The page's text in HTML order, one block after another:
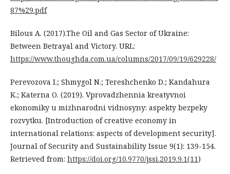
87%29.pdf
Bilous A. (2017).The Oil and Gas Sector of Ukraine:
Between Betrayal and Victory. URL:
https://www.thoughda.com.ua/columns/2017/09/19/629228/
Perevozova I.; Shmygol N.; Tereshchenko D.; Kandahura
K.; Katerna O. (2019). Vprovadzhennia kreatyvnoi
ekonomiky u mizhnarodni vidnosyny: aspekty bezpeky
rozvytku. [Introduction of creative economy in
international relations: aspects of development security].
Journal of Security and Sustainability Issue 9(1): 139-154.
Retrieved from: https://doi.org/10.9770/jssi.2019.9.1(11)